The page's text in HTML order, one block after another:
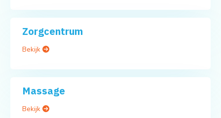
Zorgcentrum
Bekijk
Massage
Bekijk